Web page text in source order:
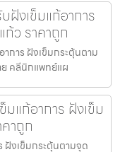
ฝังเข็มแก้อาการ
ว ราคาถูก
การ ฝังเข็มกระตุ้นตาม
ย คลีนิกแพทย์แผ
แก้อาการ ฝังเข็ม
าถูก
ฝังเข็มกระตุ้นตามจุด